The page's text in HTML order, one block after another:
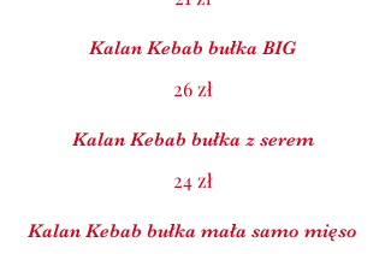
Kalan Kebab bułka BIG
26 zł
Kalan Kebab bułka z serem
24 zł
Kalan Kebab bułka mała samo mięso